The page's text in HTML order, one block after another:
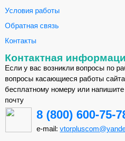
Условия работы
Обратная связь
Контакты
Контактная
Если у вас возникли вопросы по
вопросы касающиеся работы
бесплатному номеру или
почту
8 (800) 600-75-
e-mail: